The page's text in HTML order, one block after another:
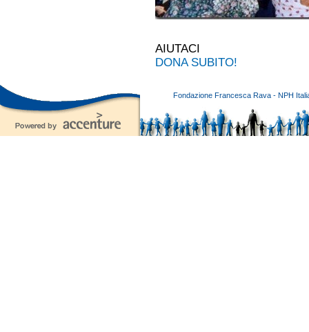
AIUTACI
DONA SUBITO!
Fondazione Francesca Rava - NPH